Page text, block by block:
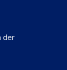
der